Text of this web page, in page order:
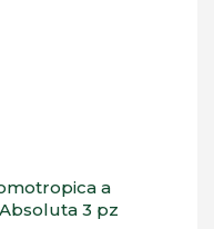
a
3 pz